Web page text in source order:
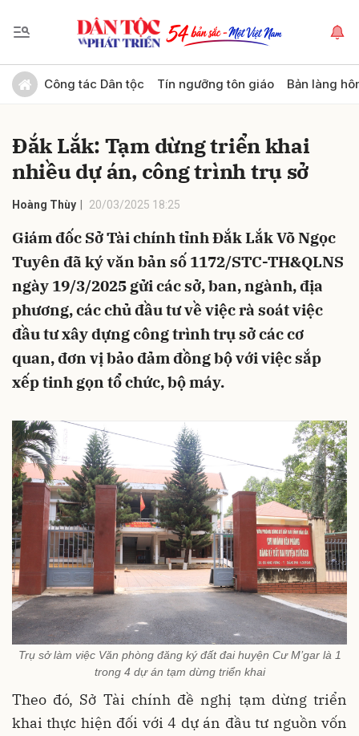
Công tác Dân tộc Tín ngưỡng tôn giáo Bản làng
Đắk Lắk: Tạm dừng triển khai
nhiều dự án, công trình trụ sở
Hoàng Thùy 20/03/2025 18:25
Giám đốc Sở Tài chính tỉnh Đắk Lắk Võ Ngọc
Tuyên đã ký văn bản số 1172/STC-TH&QLNS
ngày 19/3/2025 gửi các sở, ban, ngành, địa
phương, các chủ đầu tư về việc rà soát việc
đầu tư xây dựng công trình trụ sở các cơ
quan, đơn vị bảo đảm đồng bộ với việc sắp
xếp tinh gọn tổ chức, bộ máy.
Trụ sở làm việc Văn phòng đăng ký đất đai huyện Cư M’gar là 1
trong 4 dự án tạm dừng triển khai
Theo đó, Sở Tài chính đề nghị tạm dừng triển
khai thực hiện đối với 4 dự án đầu tư nguồn vốn
Gửi bình luận
Hủy Gửi